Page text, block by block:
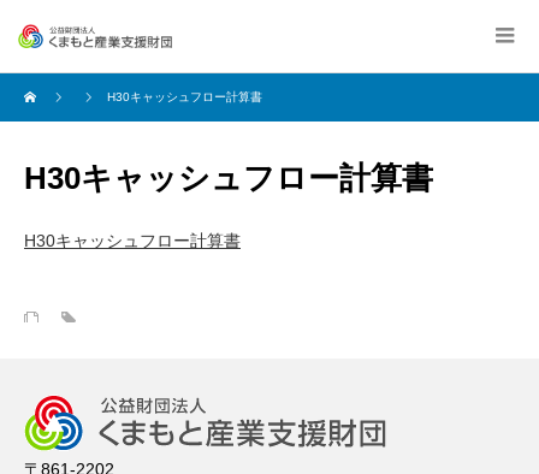
H30キャッシュフロー計算書
H30キャッシュフロー計算書
H30キャッシュフロー計算書
〒861-2202